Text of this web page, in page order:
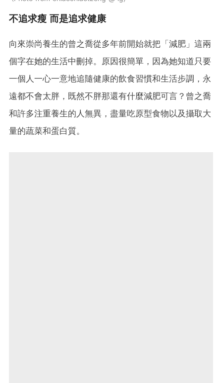
不追求瘦 而是追求健康
向來崇尚養生的曾之喬從多年前開始就把「減肥」這兩
個字在她的生活中刪掉。原因很簡單，因為她知道只要
一個人一心一意地追隨健康的飲食習慣和生活步調，永
遠都不會太胖，既然不胖那還有什麼減肥可言？曾之喬
和許多注重養生的人無異，盡量吃原型食物以及攝取大
量的蔬菜和蛋白質。